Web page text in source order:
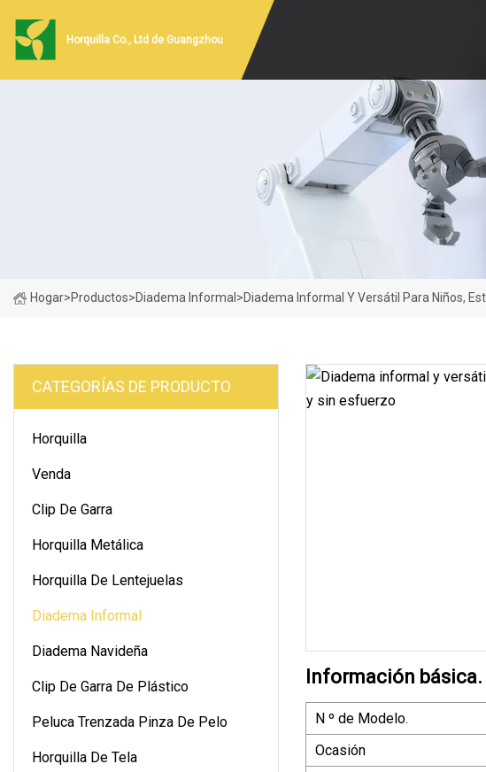
Horquilla Co., Ltd de Guangzhou
Hogar>Productos>Diadema Informal >Diadema Informal Y Versátil Para Niños,
CATEGORÍAS DE PRODUCTO
Horquilla
Venda
Clip De Garra
Horquilla Metálica
Horquilla De Lentejuelas
Diadema Informal
Diadema Navideña
Clip De Garra De Plástico
Peluca Trenzada Pinza De Pelo
Horquilla De Tela
Información básica.
N º de Modelo.
Ocasión